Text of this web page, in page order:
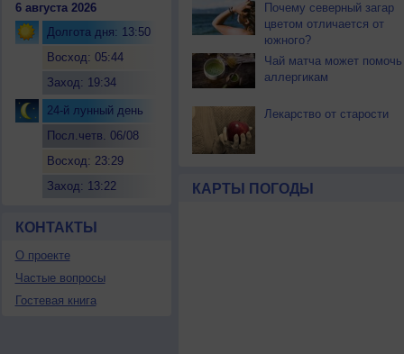
6 августа 2026
Долгота дня: 13:50
Восход: 05:44
Заход: 19:34
24-й лунный день
Посл.четв. 06/08
Восход: 23:29
Заход: 13:22
КОНТАКТЫ
О проекте
Частые вопросы
Гостевая книга
Почему северный загар
цветом отличается от
южного?
Чай матча может помочь
аллергикам
Лекарство от старости
КАРТЫ ПОГОДЫ